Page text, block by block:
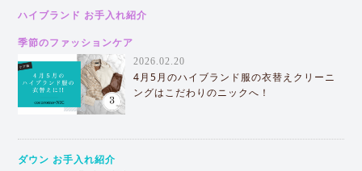
ハイブランド お手入れ紹介
季節のファッションケア
2026.02.20
4月5月のハイブランド服の衣替えクリーニ
ングはこだわりのニックへ！
ダウン お手入れ紹介